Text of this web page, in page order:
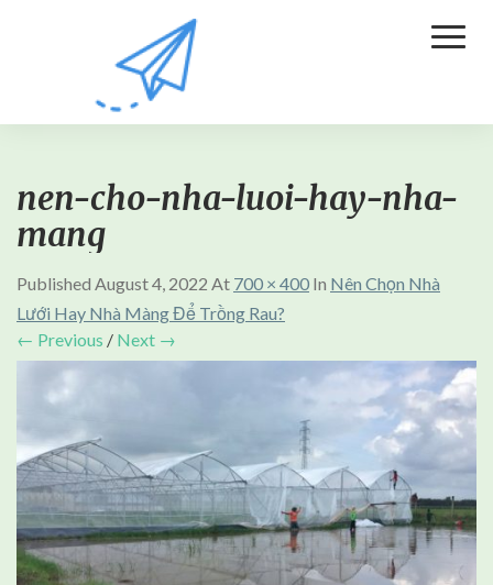
nen-cho-nha-luoi-hay-nha-
mang
Published August 4, 2022 At 700 × 400 In Nên Chọn Nhà
Lưới Hay Nhà Màng Để Trồng Rau?
← Previous / Next →